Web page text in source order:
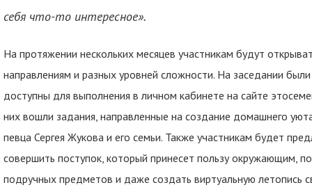
себя что-то интересное».
На протяжении нескольких месяцев участникам будут
направлениям и разных уровней сложности. На заседании
доступны для выполнения в личном кабинете на сайте
них вошли задания, направленные на создание домашнего
певца Сергея Жукова и его семьи. Также участникам будет
совершить поступок, который принесет пользу окружающим,
подручных предметов и даже создать виртуальную летопись